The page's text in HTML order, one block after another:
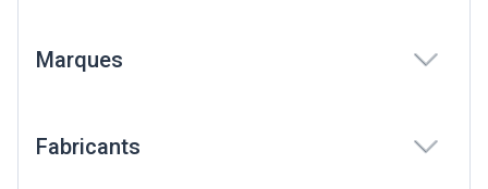
Marques
Fabricants